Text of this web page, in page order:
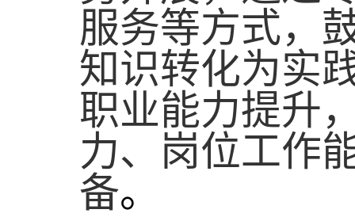
服务等方式，
知识转化为实
职业能力提升
力、岗位工作
备。